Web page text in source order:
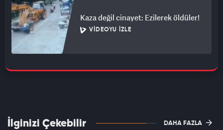
Kaza değil cinayet: Ezilerek öldüler!
VIDEOYU İZLE
İlginizi Çekebilir DAHA FAZLA